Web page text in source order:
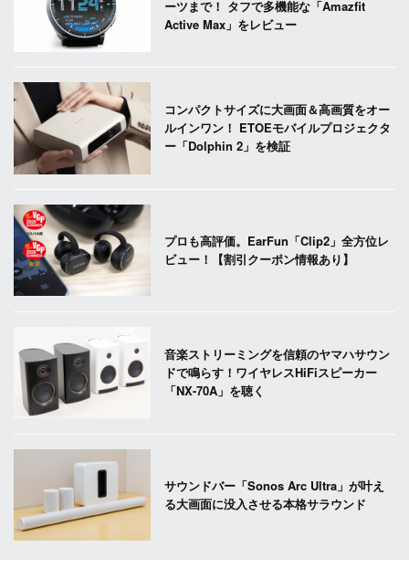
ーツまで！ タフで多機能な「Amazfit
Active Max」をレビュー
コンパクトサイズに大画面＆高画質をオー
ルインワン！ ETOEモバイルプロジェクタ
ー「Dolphin 2」を検証
プロも高評価。EarFun「Clip2」全方位レ
ビュー！【割引クーポン情報あり】
音楽ストリーミングを信頼のヤマハサウン
ドで鳴らす！ワイヤレスHiFiスピーカー
「NX-70A」を聴く
サウンドバー「Sonos Arc Ultra」が叶え
る大画面に没入させる本格サラウンド